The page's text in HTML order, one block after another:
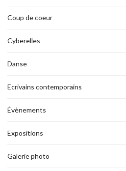
Coup de coeur
Cyberelles
Danse
Ecrivains contemporains
Évènements
Expositions
Galerie photo